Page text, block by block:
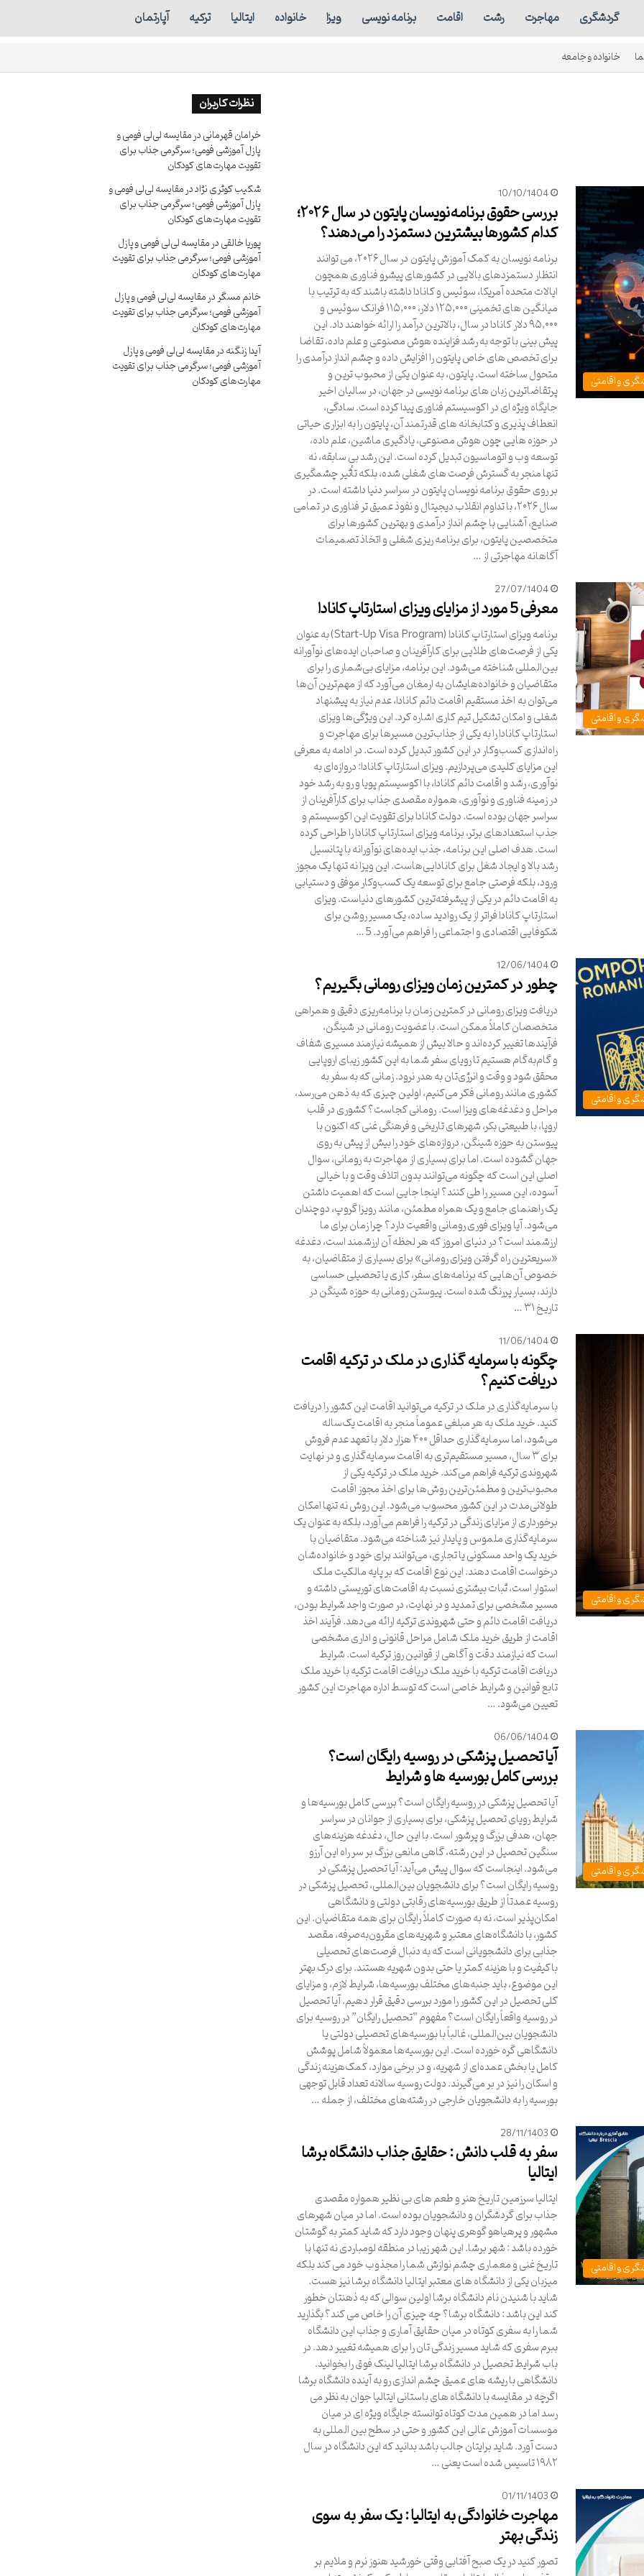
گردشگری مهاجرت رشت اقامت برنامه نویسی ویزا خانواده ایتالیا ترکیه آپارتمان
خانواده و جامعه
و اقامتی
10/10/1404
بررسی حقوق برنامه‌نویسان پایتون در سال ۲۰۲۶؛
کدام کشورها بیشترین دستمزد را می‌دهند؟
برنامه نویسان به کمک آموزش پایتون در سال ۲۰۲۶، می توانند
انتظار دستمزدهای بالایی در کشورهای پیشرو فناوری همچون
ایالات متحده آمریکا، سوئیس و کانادا داشته باشند که به ترتیب با
میانگین های تخمینی ۱۲۵,۰۰۰ دلار، ۱۱۵,۰۰۰ فرانک سوئیس و
۹۵,۰۰۰ دلار کانادا در سال، بالاترین درآمد را ارائه خواهند داد. این
پیش بینی با توجه به رشد فزاینده هوش مصنوعی و علم داده، تقاضا
برای تخصص های خاص پایتون را افزایش داده و چشم انداز درآمدی را
متحول ساخته است. پایتون، به عنوان یکی از محبوب ترین و
پرتقاضاترین زبان های برنامه نویسی در جهان، در سالیان اخیر
جایگاه ویژه ای در اکوسیستم فناوری پیدا کرده است. سادگی،
انعطاف پذیری و کتابخانه های قدرتمند آن، پایتون را به ابزاری حیاتی
در حوزه هایی چون هوش مصنوعی، یادگیری ماشین، علم داده،
توسعه وب و اتوماسیون تبدیل کرده است. این رشد بی سابقه، نه
تنها منجر به گسترش فرصت های شغلی شده، بلکه تأثیر چشمگیری
بر روی حقوق برنامه نویسان پایتون در سراسر دنیا داشته است. در
سال ۲۰۲۶، با تداوم انقلاب دیجیتال و نفوذ عمیق تر فناوری در تمامی
صنایع، آشنایی با چشم انداز درآمدی و بهترین کشورها برای
متخصصین پایتون، برای برنامه ریزی شغلی و اتخاذ تصمیمات
آگاهانه مهاجرتی از …
و اقامتی
27/07/1404
معرفی 5 مورد از مزایای ویزای استارتاپ کانادا
برنامه ویزای استارتاپ کانادا (Start-Up Visa Program) به عنوان
یکی از فرصت‌های طلایی برای کارآفرینان و صاحبان ایده‌های نوآورانه
بین‌المللی شناخته می‌شود. این برنامه، مزایای بی‌شماری را برای
متقاضیان و خانواده‌هایشان به ارمغان می‌آورد که از مهم‌ترین آن‌ها
می‌توان به اخذ مستقیم اقامت دائم کانادا، عدم نیاز به پیشنهاد
شغلی و امکان تشکیل تیم کاری اشاره کرد. این ویژگی‌ها ویزای
استارتاپ کانادا را به یکی از جذاب‌ترین مسیرها برای مهاجرت و
راه‌اندازی کسب‌وکار در این کشور تبدیل کرده است. در ادامه به معرفی
این مزایای کلیدی می‌پردازیم. ویزای استارتاپ کانادا: دروازه‌ای به
نوآوری، رشد و اقامت دائم کانادا، با اکوسیستم پویا و رو به رشد خود
در زمینه فناوری و نوآوری، همواره مقصدی جذاب برای کارآفرینان از
سراسر جهان بوده است. دولت کانادا برای تقویت این اکوسیستم و
جذب استعدادهای برتر، برنامه ویزای استارتاپ کانادا را طراحی کرده
است. هدف اصلی این برنامه، جذب ایده‌های نوآورانه با پتانسیل
رشد بالا و ایجاد شغل برای کانادایی‌هاست. این ویزا نه تنها یک مجوز
ورود، بلکه فرصتی جامع برای توسعه یک کسب‌وکار موفق و دستیابی
به اقامت دائم در یکی از پیشرفته‌ترین کشورهای دنیاست. ویزای
استارتاپ کانادا فراتر از یک روادید ساده، یک مسیر روشن برای
شکوفایی اقتصادی و اجتماعی را فراهم می‌آورد. 5 …
و اقامتی
12/06/1404
چطور در کمترین زمان ویزای رومانی بگیریم؟
دریافت ویزای رومانی در کمترین زمان با برنامه‌ریزی دقیق و همراهی
متخصصان کاملاً ممکن است. با عضویت رومانی در شینگن،
فرآیندها تغییر کرده‌اند و حالا بیش از همیشه نیازمند مسیری شفاف
و گام‌به‌گام هستیم تا رویای سفر شما به این کشور زیبای اروپایی
محقق شود و وقت و انرژی‌تان به هدر نرود. زمانی که به سفر به
کشوری مانند رومانی فکر می‌کنیم، اولین چیزی که به ذهن می‌رسد،
مراحل و دغدغه‌های ویزا است. رومانی کجاست؟ کشوری در قلب
اروپا، با طبیعتی بکر، شهرهای تاریخی و فرهنگی غنی که اکنون با
پیوستن به حوزه شینگن، دروازه‌های خود را بیش از پیش به روی
جهان گشوده است. اما برای بسیاری از مهاجرت به رومانی، سوال
اصلی این است که چگونه می‌توانند بدون اتلاف وقت و با خیالی
آسوده، این مسیر را طی کنند؟ اینجا جایی است که اهمیت داشتن
یک راهنمای جامع و یک همراه مطمئن، مانند رویزا گروپ، دوچندان
می‌شود. آیا ویزای فوری رومانی واقعیت دارد؟ چرا زمان برای ما
ارزشمند است؟ در دنیای امروز که هر لحظه آن ارزشمند است، دغدغه
«سریعترین راه گرفتن ویزای رومانی» برای بسیاری از متقاضیان، به
خصوص آن‌هایی که برنامه‌های سفر، کاری یا تحصیلی حساسی
دارند، بسیار پررنگ شده است. پیوستن رومانی به حوزه شینگن در
تاریخ ۳۱ …
و اقامتی
11/06/1404
چگونه با سرمایه گذاری در ملک در ترکیه اقامت
دریافت کنیم؟
با سرمایه‌گذاری در ملک در ترکیه می‌توانید اقامت این کشور را دریافت
کنید. خرید ملک به هر مبلغی عموماً منجر به اقامت یک‌ساله
می‌شود، اما سرمایه‌گذاری حداقل ۴۰۰ هزار دلار با تعهد عدم فروش
برای ۳ سال، مسیر مستقیم‌تری به اقامت سرمایه‌گذاری و در نهایت
شهروندی ترکیه فراهم می‌کند. خرید ملک در ترکیه یکی از
محبوب‌ترین و مطمئن‌ترین روش‌ها برای اخذ مجوز اقامت
طولانی‌مدت در این کشور محسوب می‌شود. این روش نه تنها امکان
برخورداری از مزایای زندگی در ترکیه را فراهم می‌آورد، بلکه به عنوان یک
سرمایه‌گذاری ملموس و پایدار نیز شناخته می‌شود. متقاضیان با
خرید یک واحد مسکونی یا تجاری، می‌توانند برای خود و خانواده‌شان
درخواست اقامت دهند. این نوع اقامت که بر پایه مالکیت ملک
استوار است، ثبات بیشتری نسبت به اقامت‌های توریستی داشته و
مسیر مشخصی برای تمدید و در نهایت، در صورت واجد شرایط بودن،
دریافت اقامت دائم و حتی شهروندی ترکیه ارائه می‌دهد. فرآیند اخذ
اقامت از طریق خرید ملک شامل مراحل قانونی و اداری مشخصی
است که نیازمند دقت و آگاهی از قوانین روز ترکیه است. شرایط
دریافت اقامت ترکیه با خرید ملک دریافت اقامت ترکیه با خرید ملک
تابع قوانین و شرایط خاصی است که توسط اداره مهاجرت این کشور
تعیین می‌شود. …
و اقامتی
06/06/1404
آیا تحصیل پزشکی در روسیه رایگان است؟
بررسی کامل بورسیه ها و شرایط
آیا تحصیل پزشکی در روسیه رایگان است؟ بررسی کامل بورسیه‌ها و
شرایط رویای تحصیل پزشکی، برای بسیاری از جوانان در سراسر
جهان، هدفی بزرگ و پرشور است. با این حال، دغدغه هزینه‌های
سنگین تحصیل در این رشته، گاهی مانعی بزرگ بر سر راه این آرزو
می‌شود. اینجاست که سوال پیش می‌آید: آیا تحصیل پزشکی در
روسیه رایگان است؟ برای دانشجویان بین‌المللی، تحصیل پزشکی در
روسیه عمدتاً از طریق بورسیه‌های رقابتی دولتی و دانشگاهی
امکان‌پذیر است، نه به صورت کاملاً رایگان برای همه متقاضیان. این
کشور، با دانشگاه‌های معتبر و شهریه‌های مقرون‌به‌صرفه، مقصد
جذابی برای دانشجویانی است که به دنبال فرصت‌های تحصیلی
باکیفیت و با هزینه کمتر یا حتی بدون شهریه هستند. برای درک بهتر
این موضوع، باید جنبه‌های مختلف بورسیه‌ها، شرایط لازم، و مزایای
کلی تحصیل در این کشور را مورد بررسی دقیق قرار دهیم. آیا تحصیل
در روسیه واقعاً رایگان است؟ مفهوم “تحصیل رایگان” در روسیه برای
دانشجویان بین‌المللی، غالباً با بورسیه‌های تحصیلی دولتی یا
دانشگاهی گره خورده است. این بورسیه‌ها معمولاً شامل پوشش
کامل یا بخش عمده‌ای از شهریه، و در برخی موارد، کمک‌هزینه زندگی
و اسکان را نیز در بر می‌گیرند. دولت روسیه سالانه تعداد قابل توجهی
بورسیه را به دانشجویان خارجی در رشته‌های مختلف، از جمله …
و اقامتی
28/11/1403
سفر به قلب دانش : حقایق جذاب دانشگاه برشا
ایتالیا
ایتالیا سرزمین تاریخ هنر و طعم های بی نظیر همواره مقصدی
جذاب برای گردشگران و دانشجویان بوده است. اما در میان شهرهای
مشهور و پرهیاهو گوهری پنهان وجود دارد که شاید کمتر به گوشتان
خورده باشد : شهر برشا. این شهر زیبا در منطقه لومباردی نه تنها با
تاریخ غنی و معماری چشم نوازش شما را مجذوب خود می کند بلکه
میزبان یکی از دانشگاه های معتبر ایتالیا دانشگاه برشا نیز هست.
شاید با شنیدن نام دانشگاه برشا اولین سوالی که به ذهنتان خطور
کند این باشد : دانشگاه برشا؟ چه چیزی آن را خاص می کند؟ بگذارید
شما را به سفری کوتاه در میان حقایق آماری و جذاب این دانشگاه
ببرم سفری که شاید مسیر زندگی تان را برای همیشه تغییر دهد. در
باب شرایط تحصیل در دانشگاه برشا ایتالیا لینک فوق را بخوانید.
دانشگاهی با ریشه های عمیق چشم اندازی رو به آینده دانشگاه برشا
اگرچه در مقایسه با دانشگاه های باستانی ایتالیا جوان به نظر می
رسد اما در همین مدت کوتاه توانسته جایگاه ویژه ای در میان
موسسات آموزش عالی این کشور و حتی در سطح بین المللی به
دست آورد. شاید برایتان جالب باشد بدانید که این دانشگاه در سال
۱۹۸۲ تاسیس شده است یعنی …
01/11/1403
مهاجرت خانوادگی به ایتالیا : یک سفر به سوی
زندگی بهتر
تصور کنید در یک صبح آفتابی وقتی خورشید هنوز نرم و ملایم بر
نظرات کاربران
خرامان قهرمانیدرمقایسه لی‌لی فومی و
پازل آموزشی فومی؛ سرگرمی جذاب برای
تقویت مهارت‌های کودکان
شکیب کوثری نژاددرمقایسه لی‌لی فومی و
پازل آموزشی فومی؛ سرگرمی جذاب برای
تقویت مهارت‌های کودکان
پوریا خالقیدرمقایسه لی‌لی فومی و پازل
آموزشی فومی؛ سرگرمی جذاب برای تقویت
مهارت‌های کودکان
خانم مسگردرمقایسه لی‌لی فومی و پازل
آموزشی فومی؛ سرگرمی جذاب برای تقویت
مهارت‌های کودکان
آیدا زنگنهدرمقایسه لی‌لی فومی و پازل
آموزشی فومی؛ سرگرمی جذاب برای تقویت
مهارت‌های کودکان